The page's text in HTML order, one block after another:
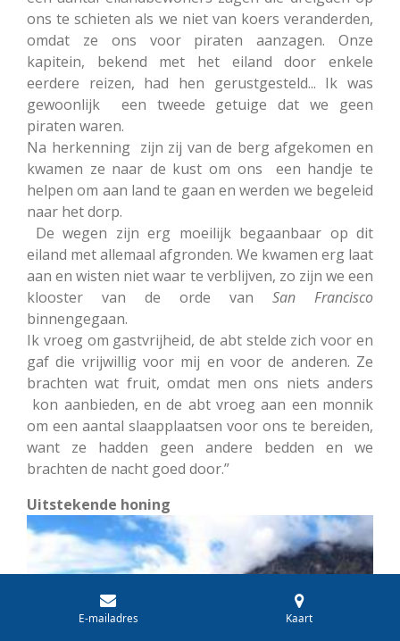
ons te schieten als we niet van koers veranderden,
omdat ze ons voor piraten aanzagen. Onze
kapitein, bekend met het eiland door enkele
eerdere reizen, had hen gerustgesteld... Ik was
gewoonlijk een tweede getuige dat we geen
piraten waren.
Na herkenning zijn zij van de berg afgekomen en
kwamen ze naar de kust om ons een ​​handje te
helpen om aan land te gaan en werden we begeleid
naar het dorp.
De wegen zijn erg moeilijk begaanbaar op dit
eiland met allemaal afgronden. We kwamen erg laat
aan en wisten niet waar te verblijven, zo zijn we een
klooster van de orde van San Francisco
binnengegaan.
Ik vroeg om gastvrijheid, de abt stelde zich voor en
gaf die vrijwillig voor mij en voor de anderen. Ze
brachten wat fruit, omdat men ons niets anders
kon aanbieden, en de abt vroeg aan een monnik
om een aantal slaapplaatsen voor ons te bereiden,
want ze hadden geen andere bedden en we
brachten de nacht goed door.”
Uitstekende honing
E-mailadres Kaart